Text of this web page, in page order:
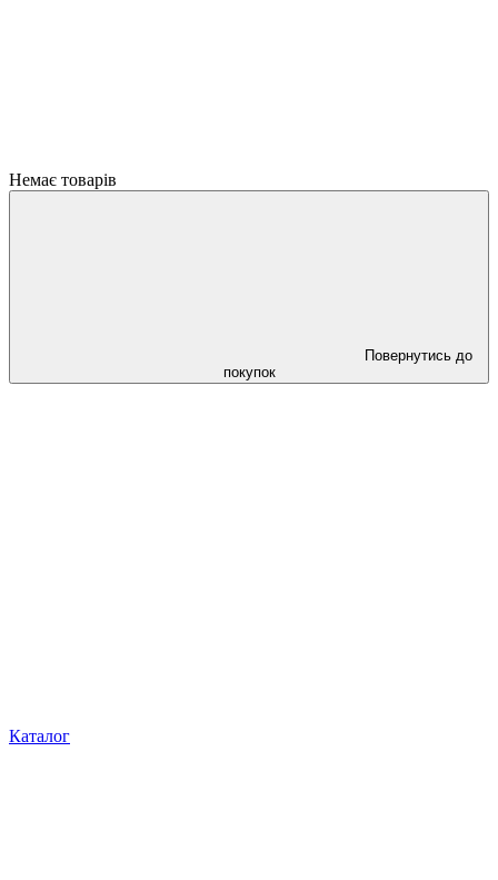
Немає товарів
Повернутись до
покупок
Каталог